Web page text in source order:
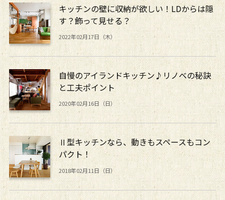
キッチンの壁に収納が欲しい！LDからは隠
す？飾って見せる？
2022年02月17日（木）
自慢のアイランドキッチン♪リノベの秘訣
と工夫ポイント
2020年02月16日（日）
Ⅱ型キッチンなら、動きもスペースもコン
パクト！
2018年02月11日（日）